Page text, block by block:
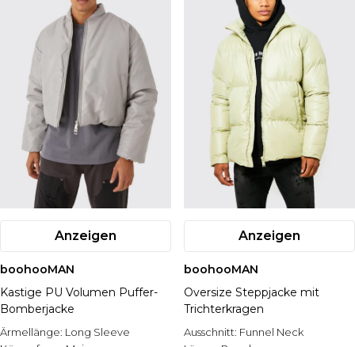
Anzeigen
boohooMAN
Kastige PU Volumen Puffer-
Bomberjacke
Ärmellänge: Long Sleeve
Anzeigen
boohooMAN
Oversize Steppjacke mit
Trichterkragen
Ausschnitt: Funnel Neck